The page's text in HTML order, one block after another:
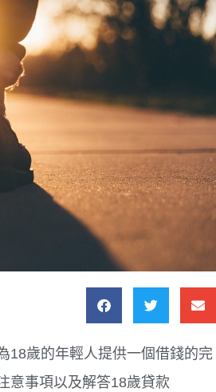
18歲的年輕人提供一個借錢的完
意事項以及解答18歲貸款